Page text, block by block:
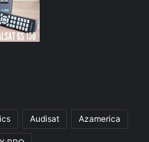
Audisat Azamerica